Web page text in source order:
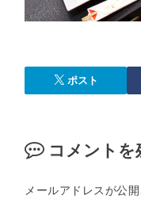
ポスト
コメントを
メールアドレスが公